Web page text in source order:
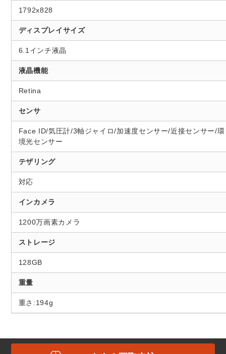
1792x828
ディスプレイサイズ
6.1インチ液晶
液晶機能
Retina
センサ
Face ID/気圧計/3軸ジャイロ/加速度センサー/近接センサー/環
境光センサー
テザリング
対応
インカメラ
1200万画素カメラ
ストレージ
128GB
重量
重さ:194g